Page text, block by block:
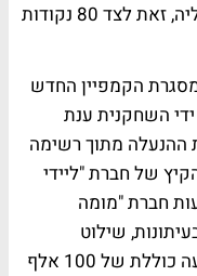
ברמת גן, ראשון לציון, תל אביב והרצליה, זאת לצד 80 נקודות
הקמפיין החדש
השחקנית ענת
ההנעלה מתוך רשימה
של חברת "ליידי
חברת "מומה
שילוט
בנקודות המכירה ויחסי ציבור בהשקעה כוללת של 100 אלף